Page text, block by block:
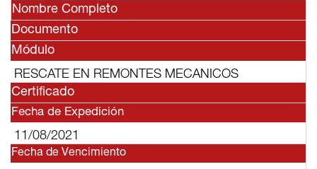
Nombre Completo
Documento
Módulo
RESCATE EN REMONTES MECANICOS
Certificado
Fecha de Expedición
11/08/2021
Fecha de Vencimiento